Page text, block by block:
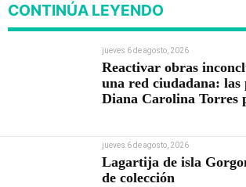
CONTINÚA LEYENDO
jueves 6 de agosto, 2026
Reactivar obras
una red ciudadana: las
Diana Carolina Torres
jueves 6 de agosto, 2026
Lagartija de isla
de colección